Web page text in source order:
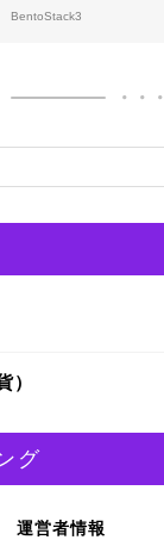
BentoStack3
）
グ
運営者情報